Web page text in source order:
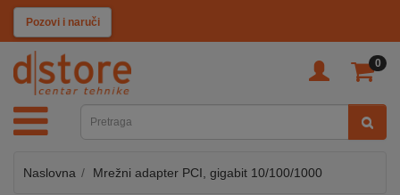
Pozovi i naruči
0
KATEGORIJE
TV
SAT
MOBILNI
Naslovna Mrežni adapter PCI, gigabit 10/100/1000